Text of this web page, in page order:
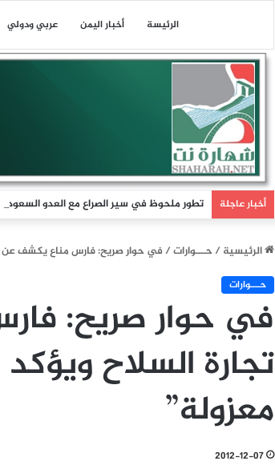
الرئيسة أخبار اليمن عربي ودولي
أخبار عاجلة تطور ملحوظ في سير الصراع مع العدو السعودي
الرئيسية/حـــوارات/ في حوار صريح: فارس مناع يكشف عن
حـــوارات
في حوار صريح:
تجارة السلاح
معزولة”
2012-12-07